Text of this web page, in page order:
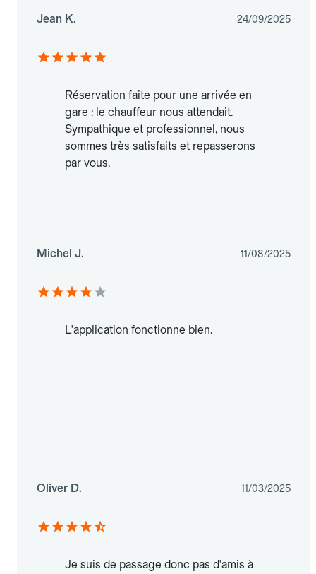
Jean K. 24/09/2025
Réservation faite pour une arrivée en
gare : le chauffeur nous attendait.
Sympathique et professionnel, nous
sommes très satisfaits et repasserons
par vous.
Michel J. 11/08/2025
L'application fonctionne bien.
Oliver D. 11/03/2025
Je suis de passage donc pas d'amis à